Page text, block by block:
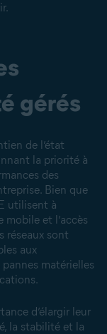
gérés
de l’état
la priorité à
des
Bien que
utilisent à
mobile et l’accès
réseaux sont
aux
matérielles
d’élargir leur
la stabilité et la